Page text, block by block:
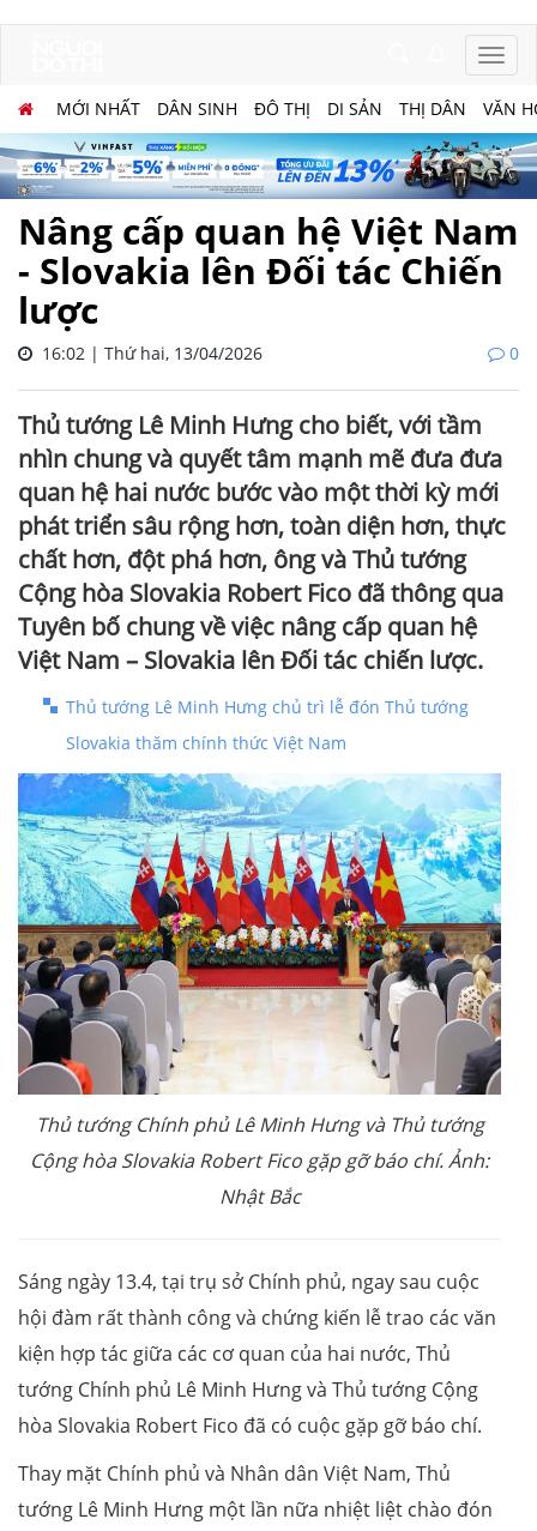
MỚI NHẤT DÂN SINH ĐÔ THỊ DI SẢN THỊ DÂN VĂN
Nâng cấp quan hệ Việt Nam
- Slovakia lên Đối tác Chiến
lược
16:02 | Thứ hai, 13/04/2026 0
Thủ tướng Lê Minh Hưng cho biết, với tầm
nhìn chung và quyết tâm mạnh mẽ đưa đưa
quan hệ hai nước bước vào một thời kỳ mới
phát triển sâu rộng hơn, toàn diện hơn, thực
chất hơn, đột phá hơn, ông và Thủ tướng
Cộng hòa Slovakia Robert Fico đã thông qua
Tuyên bố chung về việc nâng cấp quan hệ
Việt Nam – Slovakia lên Đối tác chiến lược.
Thủ tướng Lê Minh Hưng chủ trì lễ đón Thủ tướng
Slovakia thăm chính thức Việt Nam
Thủ tướng Chính phủ Lê Minh Hưng và Thủ tướng
Cộng hòa Slovakia Robert Fico gặp gỡ báo chí. Ảnh:
Nhật Bắc
Sáng ngày 13.4, tại trụ sở Chính phủ, ngay sau cuộc
hội đàm rất thành công và chứng kiến lễ trao các văn
kiện hợp tác giữa các cơ quan của hai nước, Thủ
tướng Chính phủ Lê Minh Hưng và Thủ tướng Cộng
hòa Slovakia Robert Fico đã có cuộc gặp gỡ báo chí.
Thay mặt Chính phủ và Nhân dân Việt Nam, Thủ
tướng Lê Minh Hưng một lần nữa nhiệt liệt chào đón